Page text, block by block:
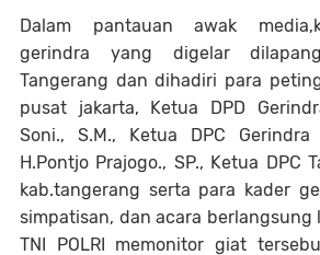
Dalam pantauan awak
gerindra yang digelar
Tangerang dan dihadiri para
pusat jakarta, Ketua DPD
Soni., S.M., Ketua DPC Gerindra
H.Pontjo Prajogo., SP., Ketua DPC
kab.tangerang serta para kader
simpatisan, dan acara berlangsung
TNI POLRI memonitor giat